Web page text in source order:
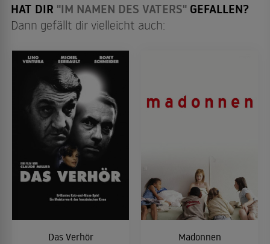
HAT DIR "IM NAMEN DES VATERS" GEFALLEN?
Dann gefällt dir vielleicht auch:
Das Verhör Madonnen